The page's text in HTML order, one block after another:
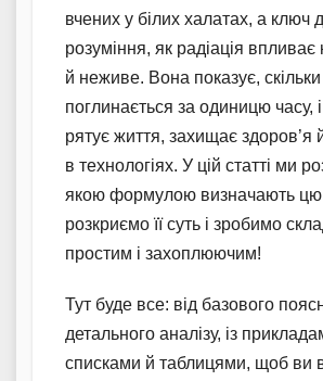
вчених у білих халатах, а ключ
розуміння, як радіація
й неживе. Вона показує, скільки
поглинається за одиницю часу,
рятує життя, захищає здоров’я
в технологіях. У цій статті ми
якою формулою визначають цю
розкриємо її суть і зробимо
простим і захоплюючим!
Тут буде все: від базового
детального аналізу, із
списками й таблицями, щоб ви